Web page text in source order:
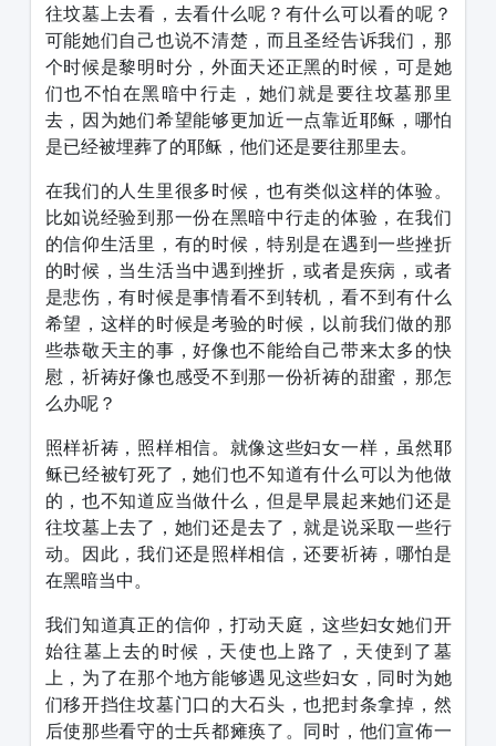
往坟墓上去看，去看什么呢？有什么可以看的呢？
可能她们自己也说不清楚，而且圣经告诉我们，那
个时候是黎明时分，外面天还正黑的时候，可是她
们也不怕在黑暗中行走，她们就是要往坟墓那里
去，因为她们希望能够更加近一点靠近耶稣，哪怕
是已经被埋葬了的耶稣，他们还是要往那里去。
在我们的人生里很多时候，也有类似这样的体验。
比如说经验到那一份在黑暗中行走的体验，在我们
的信仰生活里，有的时候，特别是在遇到一些挫折
的时候，当生活当中遇到挫折，或者是疾病，或者
是悲伤，有时候是事情看不到转机，看不到有什么
希望，这样的时候是考验的时候，以前我们做的那
些恭敬天主的事，好像也不能给自己带来太多的快
慰，祈祷好像也感受不到那一份祈祷的甜蜜，那怎
么办呢？
照样祈祷，照样相信。就像这些妇女一样，虽然耶
稣已经被钉死了，她们也不知道有什么可以为他做
的，也不知道应当做什么，但是早晨起来她们还是
往坟墓上去了，她们还是去了，就是说采取一些行
动。因此，我们还是照样相信，还要祈祷，哪怕是
在黑暗当中。
我们知道真正的信仰，打动天庭，这些妇女她们开
始往墓上去的时候，天使也上路了，天使到了墓
上，为了在那个地方能够遇见这些妇女，同时为她
们移开挡住坟墓门口的大石头，也把封条拿掉，然
后使那些看守的士兵都瘫痪了。同时，他们宣佈一